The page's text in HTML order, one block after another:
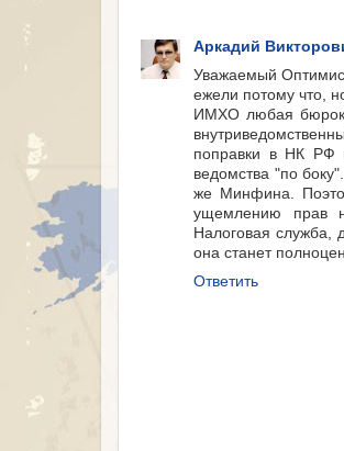
Аркадий
Уважаемый
ежели потому что,
ИМХО любая
поправки в НК РФ
ведомства "по
же Минфина.
ущемлению прав
Налоговая служба,
она станет
Ответить